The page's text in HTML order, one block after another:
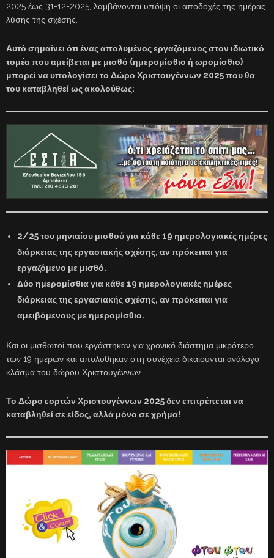
2025 έως 31-12-2025, λαμβάνονται υπόψη οι αποδοχές της ημέρας
λύσης της σχέσης.
Αυτό σημαίνει ότι ένας απολυμένος εργαζόμενος στον ιδιωτικό
τομέα που αμείβεται με μισθό (ημερομίσθιο ή ωρομίσθιο)
μπορεί να υπολογίσει το Δώρο Χριστουγέννων 2025 που θα
του καταβληθεί ως ακολούθως:
2/25 του μηνιαίου μισθού για κάθε 19 ημερολογιακές ημέρες
διάρκειας της εργασιακής σχέσης, αν πρόκειται για
εργαζόμενο με μισθό.
Δύο ημερομίσθια για κάθε 19 ημερολογιακές ημέρες
διάρκειας της εργασιακής σχέσης, αν πρόκειται για
αμειβόμενους με ημερομίσθιο.
Και οι μισθωτοί που εργάστηκαν για χρονικό διάστημα μικρότερο
των 19 ημερών και απολύθηκαν στη συνέχεια δικαιούνται ανάλογο
κλάσμα του δώρου Χριστουγέννων.
Το Δώρο εορτών Χριστουγέννων 2025 δεν επιτρέπεται να
καταβληθεί σε είδος, αλλά μόνο σε χρήμα!